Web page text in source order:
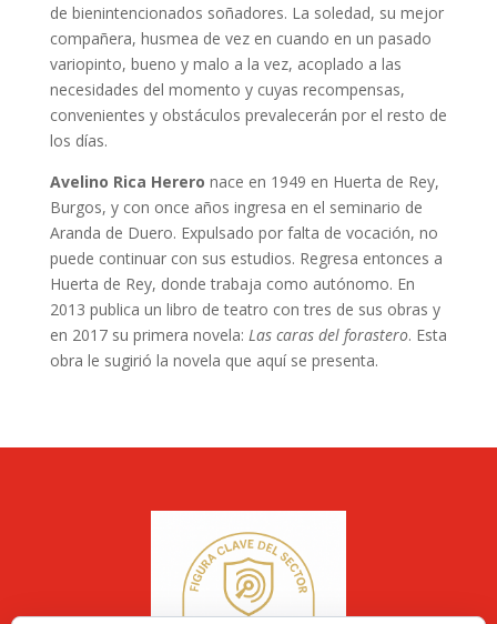
de bienintencionados soñadores. La soledad, su mejor
compañera, husmea de vez en cuando en un pasado
variopinto, bueno y malo a la vez, acoplado a las
necesidades del momento y cuyas recompensas,
convenientes y obstáculos prevalecerán por el resto de
los días.
Avelino Rica Herero nace en 1949 en Huerta de Rey,
Burgos, y con once años ingresa en el seminario de
Aranda de Duero. Expulsado por falta de vocación, no
puede continuar con sus estudios. Regresa entonces a
Huerta de Rey, donde trabaja como autónomo. En
2013 publica un libro de teatro con tres de sus obras y
en 2017 su primera novela: Las caras del forastero. Esta
obra le sugirió la novela que aquí se presenta.